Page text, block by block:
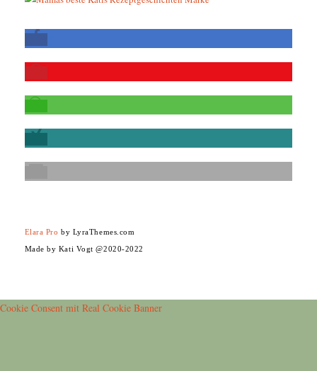
Elara Pro by LyraThemes.com
Made by Kati Vogt @2020-2022
Cookie Consent mit Real Cookie Banner